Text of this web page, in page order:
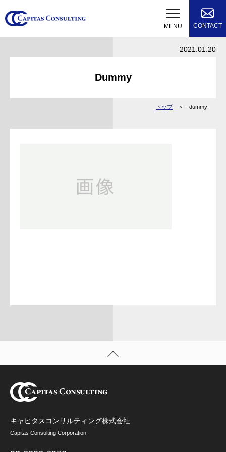
MENU CONTACT
2021.01.20
Dummy
トップ dummy
キャピタスコンサルティング株式会社
Capitas Consulting Corporation